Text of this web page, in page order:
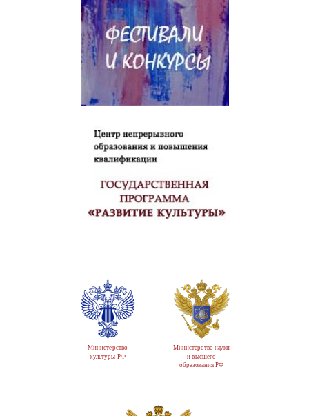
Министерство
культуры РФ
Министерство науки
и высшего
образования РФ